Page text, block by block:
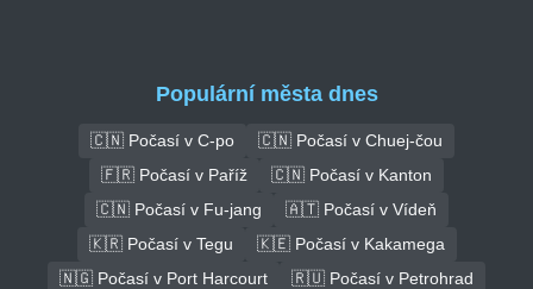
Populární města dnes
🇨🇳 Počasí v C-po
🇨🇳 Počasí v Chuej-čou
🇫🇷 Počasí v Paříž
🇨🇳 Počasí v Kanton
🇨🇳 Počasí v Fu-jang
🇦🇹 Počasí v Vídeň
🇰🇷 Počasí v Tegu
🇰🇪 Počasí v Kakamega
🇳🇬 Počasí v Port Harcourt
🇷🇺 Počasí v Petrohrad